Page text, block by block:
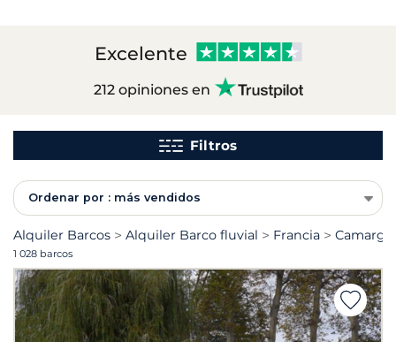
Excelente
212 opiniones en
Filtros
Ordenar por : más vendidos
Alquiler Barcos Alquiler Barco fluvial Francia Camarga
1 028 barcos